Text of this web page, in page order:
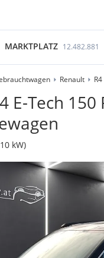
MARKTPLATZ 12.482.881
Renault R4
E-Tech
kW)